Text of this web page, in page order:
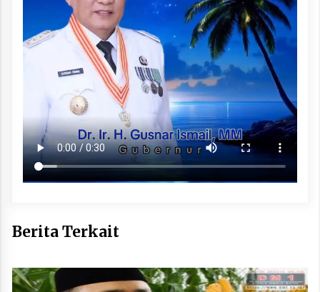
Berita Terkait